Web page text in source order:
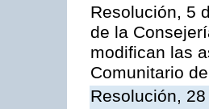
Resolución, 5
de la
modifican las
Comunitario
Resolución,